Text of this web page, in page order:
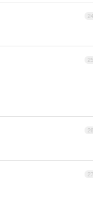
24
25
26
27